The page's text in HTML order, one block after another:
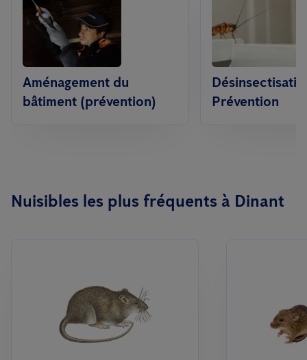
Aménagement du
bâtiment (prévention)
Prévention
Nuisibles les plus fréquents à Dinant